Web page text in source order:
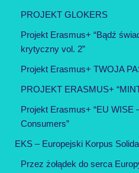
PROJEKT GLOKERS
Projekt Erasmus+ “Bądź
krytyczny vol. 2”
Projekt Erasmus+ TWOJA
PROJEKT ERASMUS+
Projekt Erasmus+ “EU WISE
Consumers”
EKS – Europejski Korpus
Przez żołądek do serca